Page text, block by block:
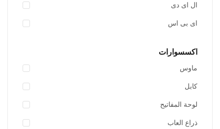
ال اى دى
اى بى اس
اكسسوارات
ماوس
كابل
لوحة المفاتيح
ذراع العاب